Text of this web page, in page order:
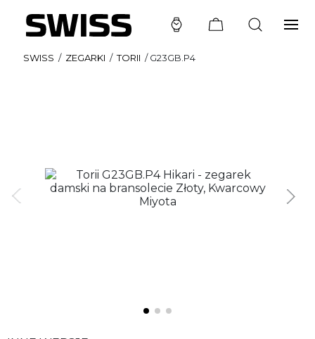
SWISS / ZEGARKI / TORII /G23GB.P4